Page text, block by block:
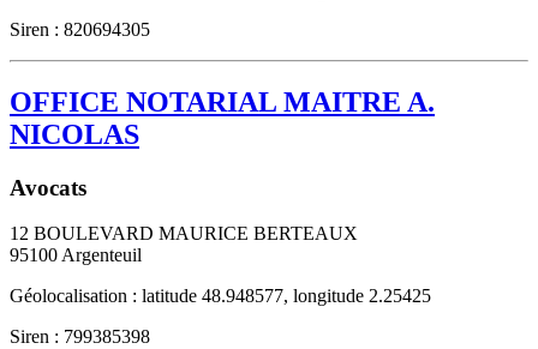
Siren : 820694305
OFFICE NOTARIAL MAITRE A.
NICOLAS
Avocats
12 BOULEVARD MAURICE BERTEAUX
95100 Argenteuil
Géolocalisation : latitude 48.948577, longitude 2.25425
Siren : 799385398